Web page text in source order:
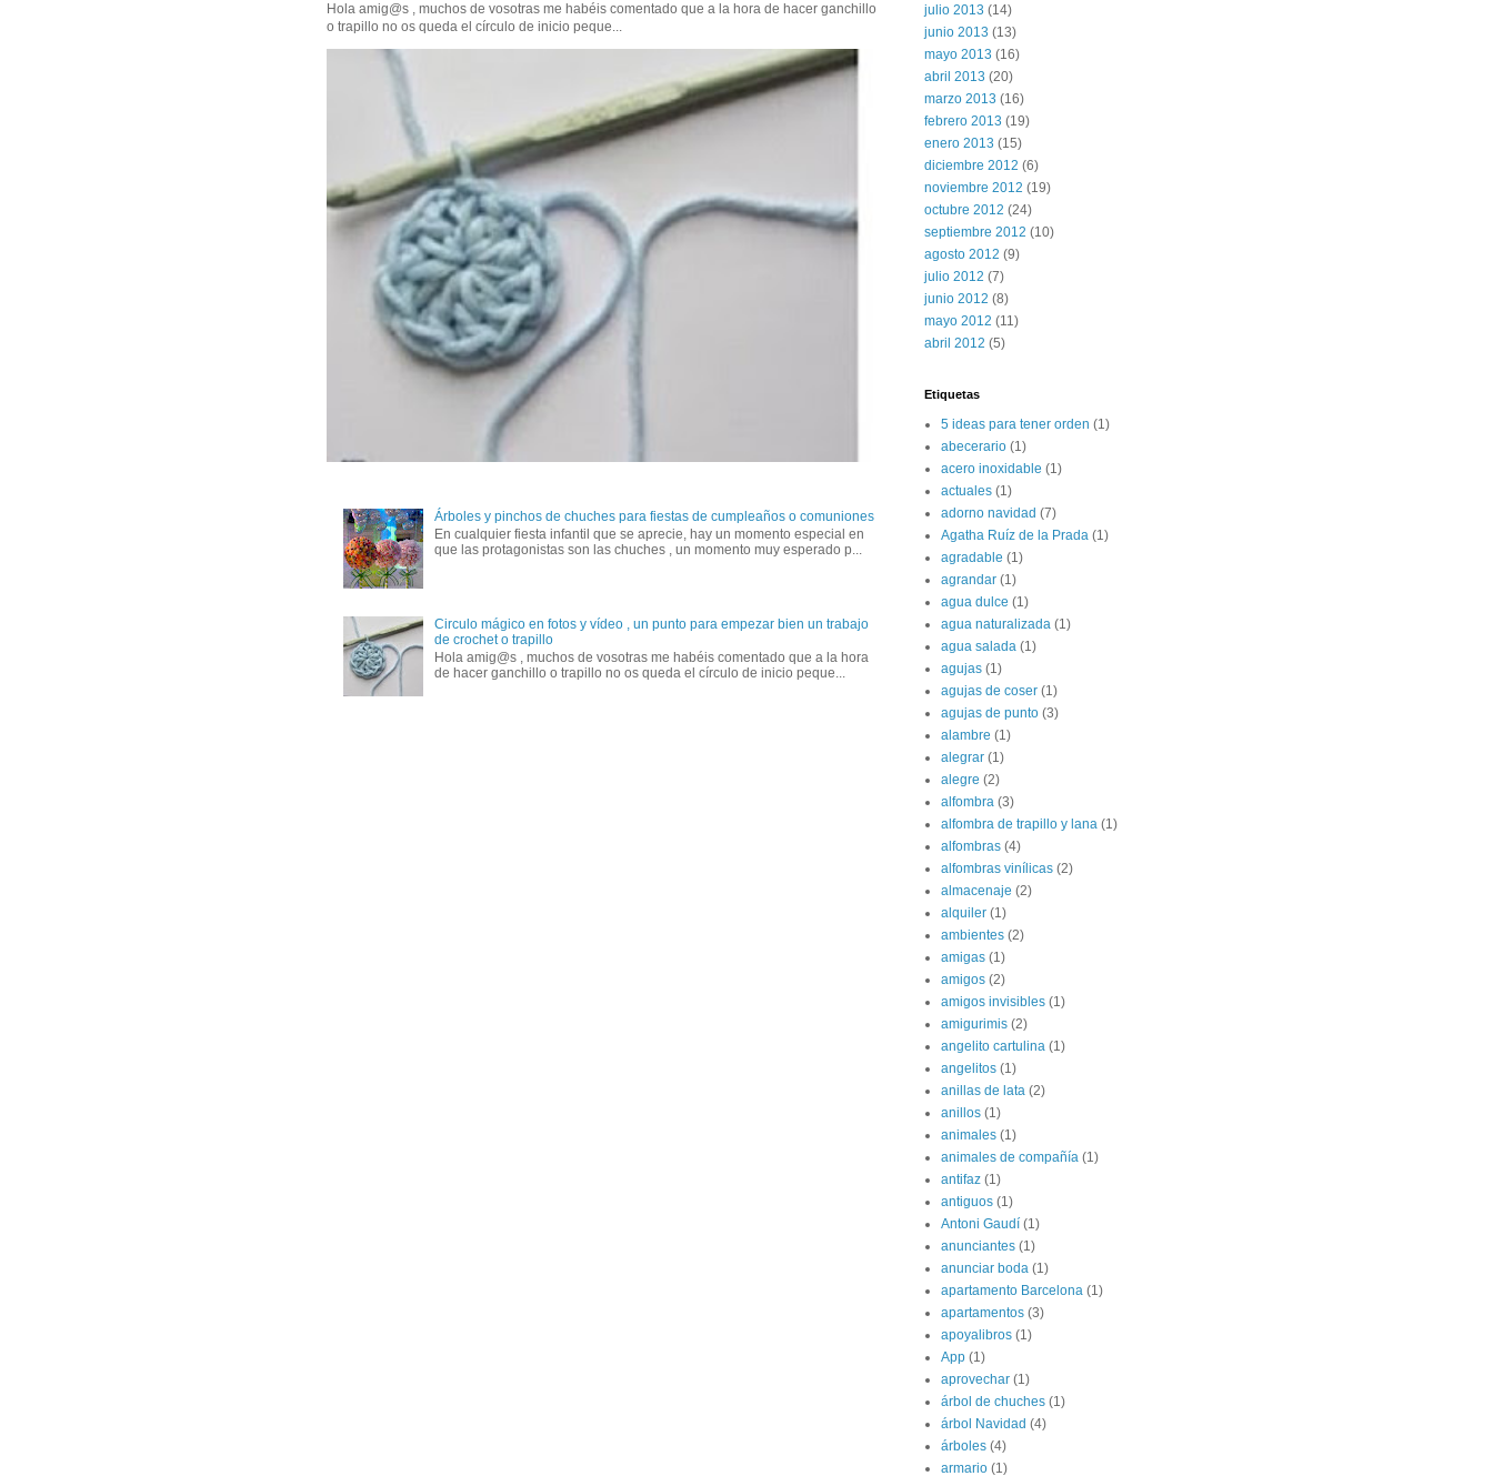
Hola amig@s , muchos de vosotras me habéis comentado que a la hora de hacer ganchillo
o trapillo no os queda el círculo de inicio peque...
Árboles y pinchos de chuches para fiestas de cumpleaños o comuniones
En cualquier fiesta infantil que se aprecie, hay un momento especial en
que las protagonistas son las chuches , un momento muy esperado p...
Circulo mágico en fotos y vídeo , un punto para empezar bien un trabajo
de crochet o trapillo
Hola amig@s , muchos de vosotras me habéis comentado que a la hora
de hacer ganchillo o trapillo no os queda el círculo de inicio peque...
julio 2013 (14)
junio 2013 (13)
mayo 2013 (16)
abril 2013 (20)
marzo 2013 (16)
febrero 2013 (19)
enero 2013 (15)
diciembre 2012 (6)
noviembre 2012 (19)
octubre 2012 (24)
septiembre 2012 (10)
agosto 2012 (9)
julio 2012 (7)
junio 2012 (8)
mayo 2012 (11)
abril 2012 (5)
Etiquetas
5 ideas para tener orden (1)
abecerario (1)
acero inoxidable (1)
actuales (1)
adorno navidad (7)
Agatha Ruíz de la Prada (1)
agradable (1)
agrandar (1)
agua dulce (1)
agua naturalizada (1)
agua salada (1)
agujas (1)
agujas de coser (1)
agujas de punto (3)
alambre (1)
alegrar (1)
alegre (2)
alfombra (3)
alfombra de trapillo y lana (1)
alfombras (4)
alfombras vinílicas (2)
almacenaje (2)
alquiler (1)
ambientes (2)
amigas (1)
amigos (2)
amigos invisibles (1)
amigurimis (2)
angelito cartulina (1)
angelitos (1)
anillas de lata (2)
anillos (1)
animales (1)
animales de compañía (1)
antifaz (1)
antiguos (1)
Antoni Gaudí (1)
anunciantes (1)
anunciar boda (1)
apartamento Barcelona (1)
apartamentos (3)
apoyalibros (1)
App (1)
aprovechar (1)
árbol de chuches (1)
árbol Navidad (4)
árboles (4)
armario (1)